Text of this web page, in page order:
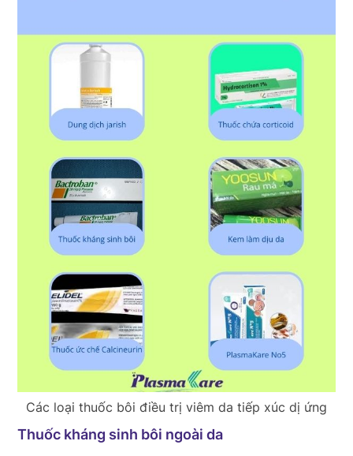
Các loại thuốc bôi điều trị viêm da tiếp xúc dị ứng
Thuốc kháng sinh bôi ngoài da